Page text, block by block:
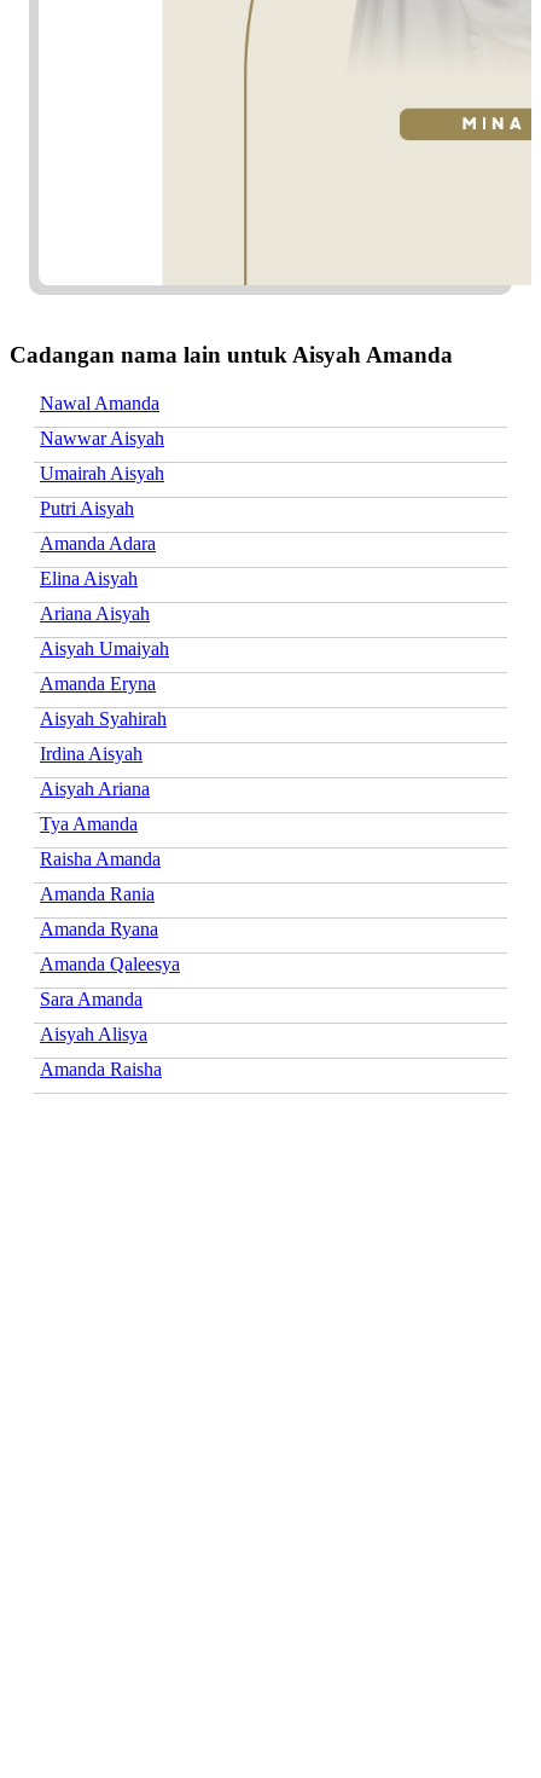
Cadangan nama lain untuk Aisyah Amanda
Nawal Amanda
Nawwar Aisyah
Umairah Aisyah
Putri Aisyah
Amanda Adara
Elina Aisyah
Ariana Aisyah
Aisyah Umaiyah
Amanda Eryna
Aisyah Syahirah
Irdina Aisyah
Aisyah Ariana
Tya Amanda
Raisha Amanda
Amanda Rania
Amanda Ryana
Amanda Qaleesya
Sara Amanda
Aisyah Alisya
Amanda Raisha